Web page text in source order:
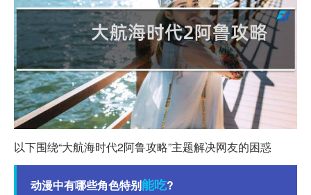
以下围绕“大航海时代2阿鲁攻略”主题解决网友的困惑
动漫中有哪些角色特别能吃?